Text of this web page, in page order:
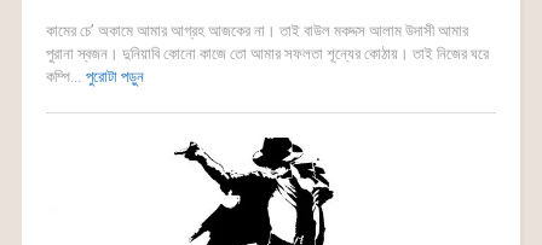
কামের চে’ অকামে আমার আগ্রহ আজকের না। তাই বাউল মকদ্দস আলাম উদাসী আমার
পুরানা স্বজন। দুনিয়াবি কোনো কাজে তো আমার সফলতা শূন্যের কোঠায়। তাই নিজের ঘরে
কম্পি... পুরোটা পড়ুন